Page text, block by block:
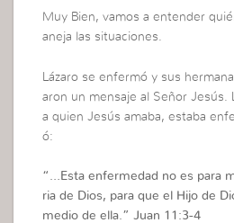
Muy Bien, vamos a entender
aneja las situaciones.
Lázaro se enfermó y sus
aron un mensaje al Señor Jesús.
a quien Jesús amaba, estaba
ó:
“… Esta enfermedad no es para
ria de Dios, para que el Hijo de
medio de ella.” Juan 11:3-4